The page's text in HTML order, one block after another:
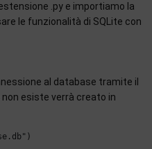
.py e importiamo la
le funzionalità di SQLite con
al database tramite il
esiste verrà creato in